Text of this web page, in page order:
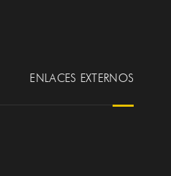
ENLACES EXTERNOS